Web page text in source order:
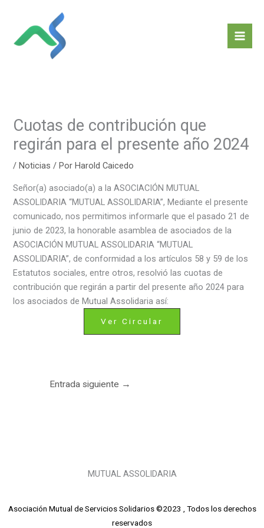
contenido
Cuotas de contribución que
regirán para el presente año 2024
/ Noticias / Por Harold Caicedo
Señor(a) asociado(a) a la ASOCIACIÓN MUTUAL
ASSOLIDARIA “MUTUAL ASSOLIDARIA”, Mediante el presente
comunicado, nos permitimos informarle que el pasado 21 de
junio de 2023, la honorable asamblea de asociados de la
ASOCIACIÓN MUTUAL ASSOLIDARIA “MUTUAL
ASSOLIDARIA”, de conformidad a los artículos 58 y 59 de los
Estatutos sociales, entre otros, resolvió las cuotas de
contribución que regirán a partir del presente año 2024 para
los asociados de Mutual Assolidaria así:
Ver Circular
Entrada siguiente →
MUTUAL ASSOLIDARIA
Asociación Mutual de Servicios Solidarios ©2023 , Todos los derechos
reservados